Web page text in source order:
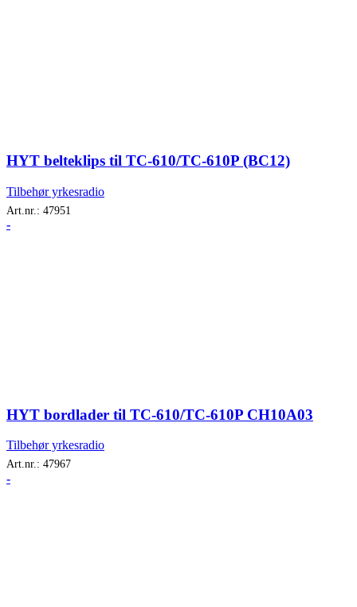
HYT belteklips til TC-610/TC-610P (BC12)
Tilbehør yrkesradio
Art.nr.: 47951
-
HYT bordlader til TC-610/TC-610P CH10A03
Tilbehør yrkesradio
Art.nr.: 47967
-